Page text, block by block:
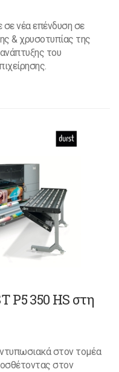
νέα επένδυση σε
& χρυσοτυπίας της
του
P5 350 HS στη
στον τομέα
στον